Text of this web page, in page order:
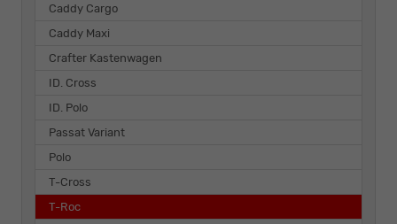
Caddy Cargo
Caddy Maxi
Crafter Kastenwagen
ID. Cross
ID. Polo
Passat Variant
Polo
T-Cross
T-Roc